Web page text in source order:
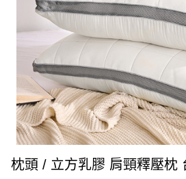
枕頭 / 立方乳膠 肩頸釋壓枕